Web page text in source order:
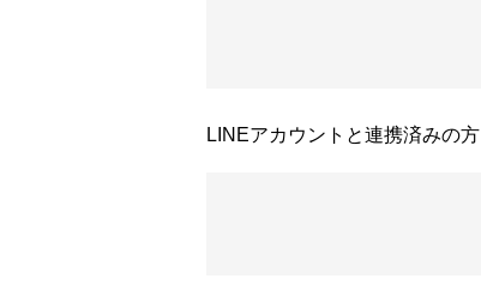
LINEアカウントと連携済みの方